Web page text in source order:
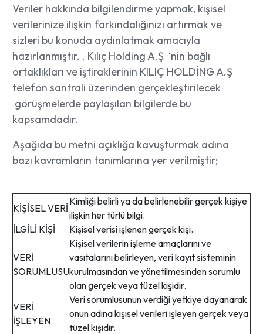
Veriler hakkında bilgilendirme yapmak, kişisel
verilerinize ilişkin farkındalığınızı artırmak ve
sizleri bu konuda aydınlatmak amacıyla
hazırlanmıştır. . Kılıç Holding A.Ş ‘nin bağlı
ortaklıkları ve iştiraklerinin KILIÇ HOLDİNG A.Ş
telefon santrali üzerinden gerçekleştirilecek
görüşmelerde paylaşılan bilgilerde bu
kapsamdadır.
Aşağıda bu metni açıklığa kavuşturmak adına
bazı kavramların tanımlarına yer verilmiştir;
KİŞİSEL VERİ
Kimliği belirli ya da belirlenebilir gerçek kişiye
ilişkin her türlü bilgi.
İLGİLİ KİŞİ
Kişisel verisi işlenen gerçek kişi.
VERİ
SORUMLUSU
Kişisel verilerin işleme amaçlarını ve
vasıtalarını belirleyen, veri kayıt sisteminin
kurulmasından ve yönetilmesinden sorumlu
olan gerçek veya tüzel kişidir.
VERİ
İŞLEYEN
Veri sorumlusunun verdiği yetkiye dayanarak
onun adına kişisel verileri işleyen gerçek veya
tüzel kişidir.